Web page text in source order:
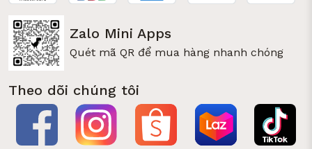
Zalo Mini Apps
Quét mã QR để mua hàng nhanh chóng
Theo dõi chúng tôi